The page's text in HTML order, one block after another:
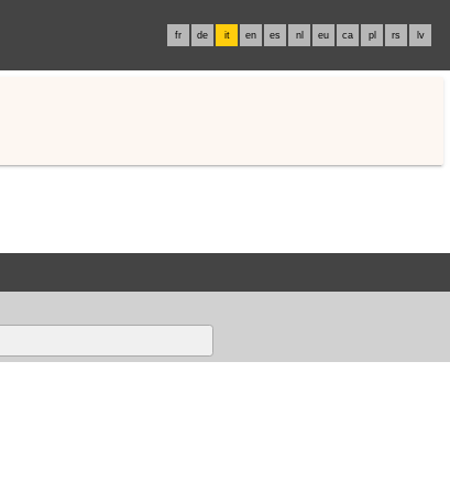
fr de it en es nl eu ca pl rs lv